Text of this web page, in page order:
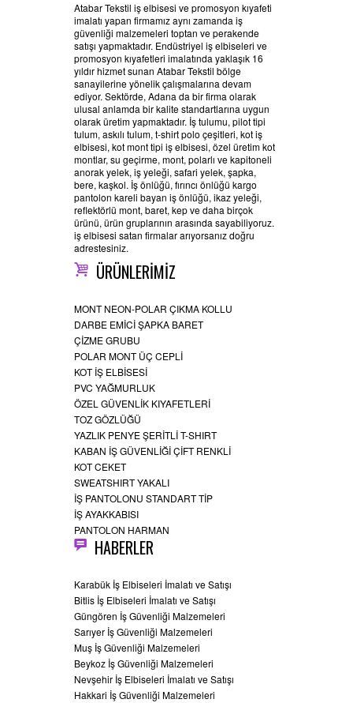
Atabar Tekstil iş elbisesi ve promosyon kıyafeti
imalatı yapan firmamız aynı zamanda iş
güvenliği malzemeleri toptan ve perakende
satışı yapmaktadır. Endüstriyel iş elbiseleri ve
promosyon kıyafetleri imalatında yaklaşık 16
yıldır hizmet sunan Atabar Tekstil bölge
sanayilerine yönelik çalışmalarına devam
ediyor. Sektörde, Adana da bir firma olarak
ulusal anlamda bir kalite standartlarına uygun
olarak üretim yapmaktadır. İş tulumu, pilot tipi
tulum, askılı tulum, t-shirt polo çeşitleri, kot iş
elbisesi, kot mont tipi iş elbisesi, özel üretim kot
montlar, su geçirme, mont, polarlı ve kapitoneli
anorak yelek, iş yeleği, safari yelek, şapka,
bere, kaşkol. İş önlüğü, fırıncı önlüğü kargo
pantolon kareli bayan iş önlüğü, ikaz yeleği,
reflektörlü mont, baret, kep ve daha birçok
ürünü, ürün gruplarının arasında sayabiliyoruz.
iş elbisesi satan firmalar arıyorsanız doğru
adrestesiniz.
ÜRÜNLERİMİZ
MONT NEON-POLAR ÇIKMA KOLLU
DARBE EMİCİ ŞAPKA BARET
ÇİZME GRUBU
POLAR MONT ÜÇ CEPLİ
KOT İŞ ELBİSESİ
PVC YAĞMURLUK
ÖZEL GÜVENLİK KIYAFETLERİ
TOZ GÖZLÜĞÜ
YAZLIK PENYE ŞERİTLİ T-SHIRT
KABAN İŞ GÜVENLİĞİ ÇİFT RENKLİ
KOT CEKET
SWEATSHIRT YAKALI
İŞ PANTOLONU STANDART TİP
İŞ AYAKKABISI
PANTOLON HARMAN
HABERLER
Karabük İş Elbiseleri İmalatı ve Satışı
Bitlis İş Elbiseleri İmalatı ve Satışı
Güngören İş Güvenliği Malzemeleri
Sarıyer İş Güvenliği Malzemeleri
Muş İş Güvenliği Malzemeleri
Beykoz İş Güvenliği Malzemeleri
Nevşehir İş Elbiseleri İmalatı ve Satışı
Hakkari İş Güvenliği Malzemeleri